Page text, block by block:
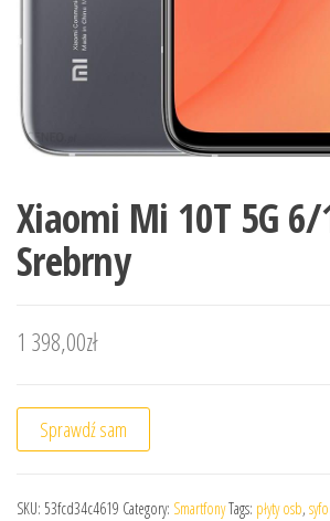
Xiaomi Mi 10T 5G 6/
Srebrny
1 398,00zł
Sprawdź sam
SKU: 53fcd34c4619 Category: SmartfonyTags: płyty osb,